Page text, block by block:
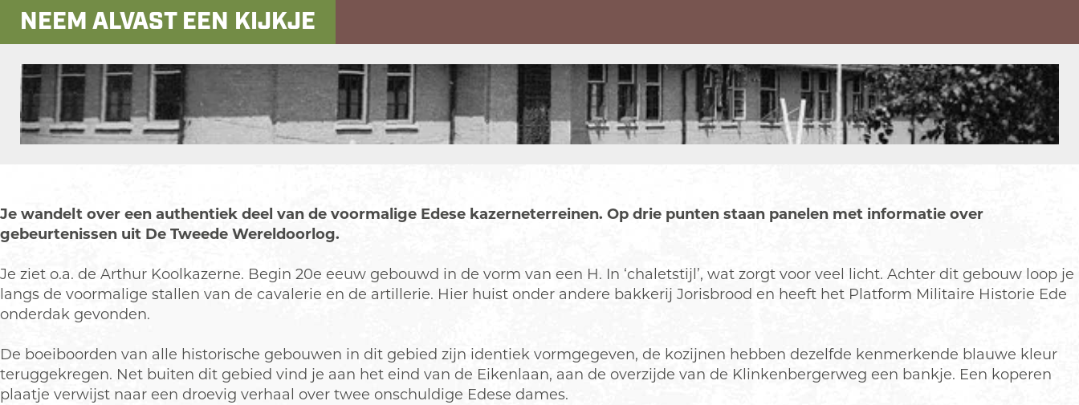
NEEM ALVAST EEN KIJKJE
Je wandelt over een authentiek deel van de voormalige Edese kazerneterreinen. Op drie punten staan panelen met informatie over
gebeurtenissen uit De Tweede Wereldoorlog.
Je ziet o.a. de Arthur Koolkazerne. Begin 20e eeuw gebouwd in de vorm van een H. In ‘chaletstijl’, wat zorgt voor veel licht. Achter dit gebouw loop je
langs de voormalige stallen van de cavalerie en de artillerie. Hier huist onder andere bakkerij Jorisbrood en heeft het Platform Militaire Historie Ede
onderdak gevonden.
De boeiboorden van alle historische gebouwen in dit gebied zijn identiek vormgegeven, de kozijnen hebben dezelfde kenmerkende blauwe kleur
teruggekregen. Net buiten dit gebied vind je aan het eind van de Eikenlaan, aan de overzijde van de Klinkenbergerweg een bankje. Een koperen
plaatje verwijst naar een droevig verhaal over twee onschuldige Edese dames.